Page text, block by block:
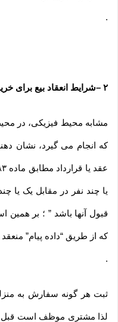
.
۲ –شرایط انعقاد بیع برای
مشابه محیط فیزیکی، در
که انجام می گیرد، نشان
یا چند نفر در مقابل یک یا
قبول آنها باشد ” ؛ بر همین
که از طریق “داده پیام”
.
ثبت هر گونه سفارش به
لذا مشتری موظف است قبل